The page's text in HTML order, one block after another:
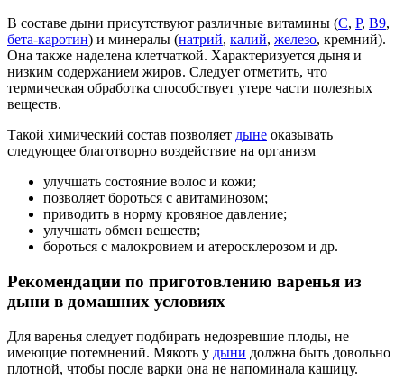
В составе дыни присутствуют различные витамины (С, Р, В9,
бета-каротин) и минералы (натрий, калий, железо, кремний).
Она также наделена клетчаткой. Характеризуется дыня и
низким содержанием жиров. Следует отметить, что
термическая обработка способствует утере части полезных
веществ.
Такой химический состав позволяет дыне оказывать
следующее благотворно воздействие на организм
улучшать состояние волос и кожи;
позволяет бороться с авитаминозом;
приводить в норму кровяное давление;
улучшать обмен веществ;
бороться с малокровием и атеросклерозом и др.
Рекомендации по приготовлению варенья из
дыни в домашних условиях
Для варенья следует подбирать недозревшие плоды, не
имеющие потемнений. Мякоть у дыни должна быть довольно
плотной, чтобы после варки она не напоминала кашицу.